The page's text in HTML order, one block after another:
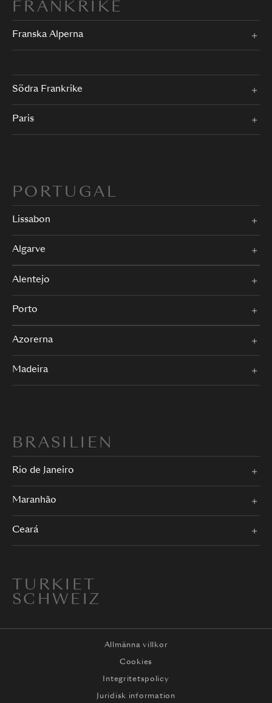
FRANKRIKE
Franska Alperna
Södra Frankrike
Paris
PORTUGAL
Lissabon
Algarve
Alentejo
Porto
Azorerna
Madeira
BRASILIEN
Rio de Janeiro
Maranhão
Ceará
TURKIET
SCHWEIZ
Allmänna villkor
Cookies
Integritetspolicy
Juridisk information